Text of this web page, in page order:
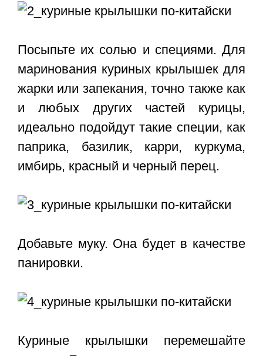
Посыпьте их солью и специями. Для
маринования куриных крылышек для
жарки или запекания, точно также как
и любых других частей курицы,
идеально подойдут такие специи, как
паприка, базилик, карри, куркума,
имбирь, красный и черный перец.
Добавьте муку. Она будет в качестве
панировки.
Куриные крылышки перемешайте